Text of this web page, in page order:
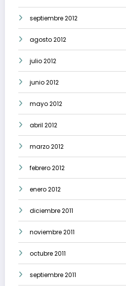
septiembre 2012
agosto 2012
julio 2012
junio 2012
mayo 2012
abril 2012
marzo 2012
febrero 2012
enero 2012
diciembre 2011
noviembre 2011
octubre 2011
septiembre 2011